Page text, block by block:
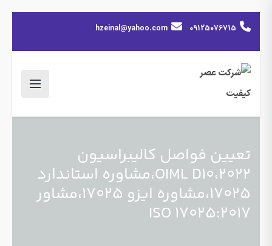
09125076715
hzeinal@yahoo.com
تعیین فواصل کالیبراسیون
2022،OIML D10،مشاوره استاندارد
17025،مشاوره ایزو 17025،مشاور
ISO 17025:2017